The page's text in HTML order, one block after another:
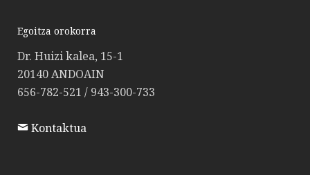
Egoitza orokorra
Dr. Huizi kalea, 15-1
20140 ANDOAIN
656-782-521 / 943-300-733
Kontaktua